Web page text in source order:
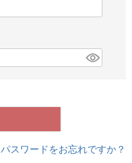
パスワードをお忘れですか？